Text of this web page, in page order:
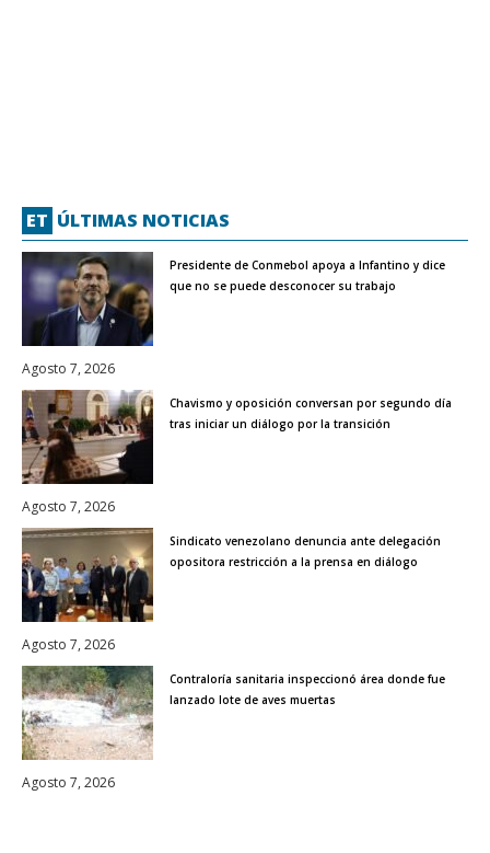
ET ÚLTIMAS NOTICIAS
Presidente de Conmebol apoya a Infantino y dice
que no se puede desconocer su trabajo
Agosto 7, 2026
Chavismo y oposición conversan por segundo día
tras iniciar un diálogo por la transición
Agosto 7, 2026
Sindicato venezolano denuncia ante delegación
opositora restricción a la prensa en diálogo
Agosto 7, 2026
Contraloría sanitaria inspeccionó área donde fue
lanzado lote de aves muertas
Agosto 7, 2026